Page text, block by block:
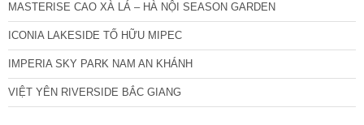
MASTERISE CAO XÀ LÁ – HÀ NỘI SEASON GARDEN
ICONIA LAKESIDE TỐ HỮU MIPEC
IMPERIA SKY PARK NAM AN KHÁNH
VIỆT YÊN RIVERSIDE BẮC GIANG